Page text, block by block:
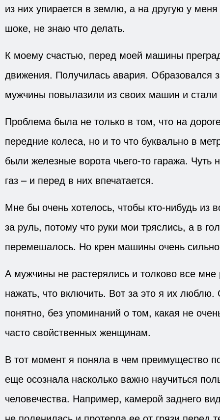
из них упирается в землю, а на другую у
шоке, не знаю что делать.
К моему счастью, перед моей машины
движения. Получилась авария. Образовался
мужчины повылазили из своих машин и
Проблема была не только в том, что на
передние колеса, но и то что буквально в
были железные ворота чьего-то гаража. Чуть
газ – и перед в них впечатается.
Мне бы очень хотелось, чтобы кто-нибудь из
за руль, потому что руки мои тряслись, а в
перемешалось. Но крен машины очень
А мужчины не растерялись и толково все мне
нажать, что включить. Вот за это я их
понятно, без упоминаний о том, какая не
часто свойственных женщинам.
В тот момент я поняла в чем преимущество
еще осознала насколько важно научиться
человечества. Например, камерой заднего